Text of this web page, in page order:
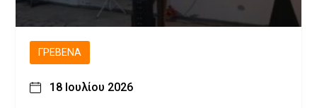
ΓΡΕΒΕΝΆ
18 Ιουλίου 2026